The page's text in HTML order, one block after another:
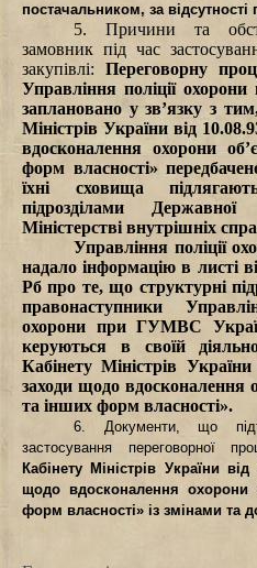
постачальником, за
5. Причини та
замовник під час
закупівлі:Переговорну
Управління поліції охорони
заплановано у зв’язку з
Міністрів України від
вдосконалення охорони
форм власності»
їхні сховища
підрозділами
Міністерстві внутрішніх
Управління поліції
надало інформацію в листі
Рб про те, що структурні
правонаступники
охорони при ГУМВС
керуються в своїй
Кабінету Міністрів
заходи щодо вдосконалення
та інших форм власності».
6. Документи, що
застосування переговорної
Кабінету Міністрів України
щодо вдосконалення охорони
форм власності» із змінами та